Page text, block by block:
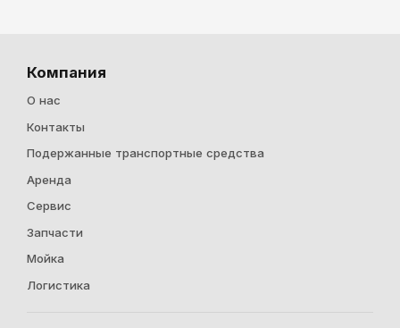
Компания
О нас
Контакты
Подержанные транспортные средства
Аренда
Cервис
Запчасти
Мойка
Логистика